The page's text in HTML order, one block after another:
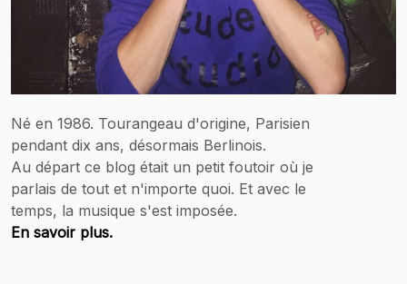
Né en 1986. Tourangeau d'origine, Parisien
pendant dix ans, désormais Berlinois.
Au départ ce blog était un petit foutoir où je
parlais de tout et n'importe quoi. Et avec le
temps, la musique s'est imposée.
En savoir plus.